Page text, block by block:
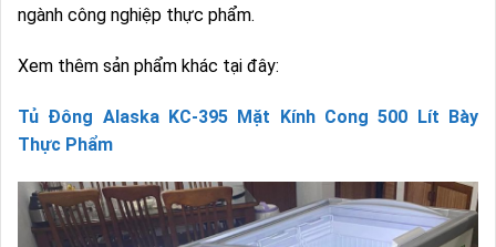
ngành công nghiệp thực phẩm.
Xem thêm sản phẩm khác tại đây:
Tủ Đông Alaska KC-395 Mặt Kính Cong 500 Lít Bày
Thực Phẩm